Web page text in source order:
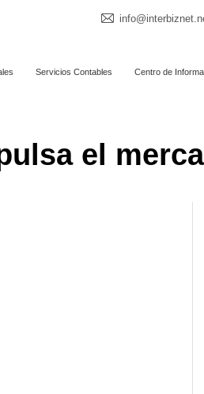
Servicios Contables Centro de
el